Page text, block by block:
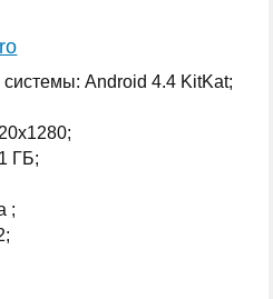
Android 4.4 KitKat;
ГБ;
;